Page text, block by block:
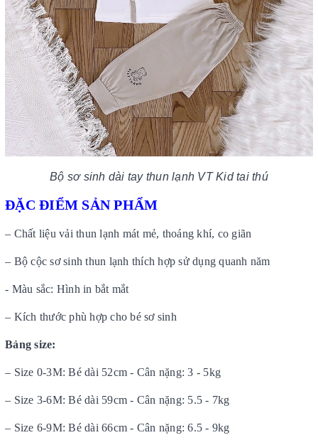
Bộ sơ sinh dài tay thun lạnh VT Kid tai thú
ĐẶC ĐIỂM SẢN PHẨM
– Chất liệu vải thun lạnh mát mẻ, thoáng khí, co giãn
– Bộ cộc sơ sinh thun lạnh thích hợp sử dụng quanh năm
- Màu sắc: Hình in bắt mắt
– Kích thước phù hợp cho bé sơ sinh
Bảng size:
– Size 0-3M: Bé dài 52cm - Cân nặng: 3 - 5kg
– Size 3-6M: Bé dài 59cm - Cân nặng: 5.5 - 7kg
– Size 6-9M: Bé dài 66cm - Cân nặng: 6.5 - 9kg